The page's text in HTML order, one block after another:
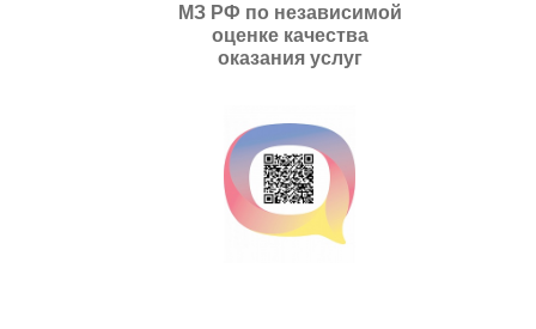
МЗ РФ по независимой
оценке качества
оказания услуг